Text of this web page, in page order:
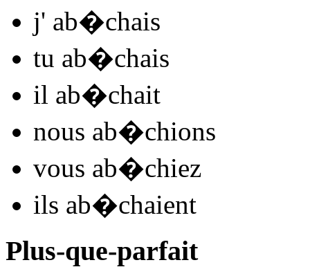
j' ab�chais
tu ab�chais
il ab�chait
nous ab�chions
vous ab�chiez
ils ab�chaient
Plus-que-parfait